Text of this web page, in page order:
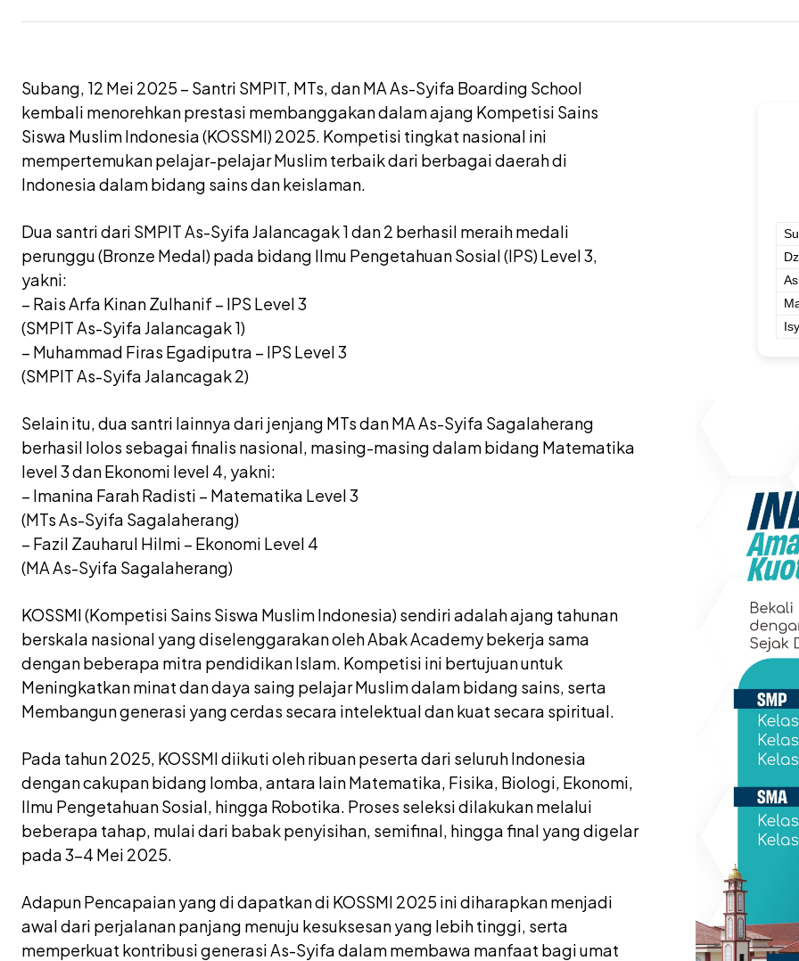
Subang, 12 Mei 2025 – Santri SMPIT, MTs, dan MA As-Syifa Boarding School
kembali menorehkan prestasi membanggakan dalam ajang Kompetisi Sains
Siswa Muslim Indonesia (KOSSMI) 2025. Kompetisi tingkat nasional ini
mempertemukan pelajar-pelajar Muslim terbaik dari berbagai daerah di
Indonesia dalam bidang sains dan keislaman.
Dua santri dari SMPIT As-Syifa Jalancagak 1 dan 2 berhasil meraih medali
perunggu (Bronze Medal) pada bidang Ilmu Pengetahuan Sosial (IPS) Level 3,
yakni:
– Rais Arfa Kinan Zulhanif – IPS Level 3
(SMPIT As-Syifa Jalancagak 1)
– Muhammad Firas Egadiputra – IPS Level 3
(SMPIT As-Syifa Jalancagak 2)
Selain itu, dua santri lainnya dari jenjang MTs dan MA As-Syifa Sagalaherang
berhasil lolos sebagai finalis nasional, masing-masing dalam bidang Matematika
level 3 dan Ekonomi level 4, yakni:
– Imanina Farah Radisti – Matematika Level 3
(MTs As-Syifa Sagalaherang)
– Fazil Zauharul Hilmi – Ekonomi Level 4
(MA As-Syifa Sagalaherang)
KOSSMI (Kompetisi Sains Siswa Muslim Indonesia) sendiri adalah ajang tahunan
berskala nasional yang diselenggarakan oleh Abak Academy bekerja sama
dengan beberapa mitra pendidikan Islam. Kompetisi ini bertujuan untuk
Meningkatkan minat dan daya saing pelajar Muslim dalam bidang sains, serta
Membangun generasi yang cerdas secara intelektual dan kuat secara spiritual.
Pada tahun 2025, KOSSMI diikuti oleh ribuan peserta dari seluruh Indonesia
dengan cakupan bidang lomba, antara lain Matematika, Fisika, Biologi, Ekonomi,
Ilmu Pengetahuan Sosial, hingga Robotika. Proses seleksi dilakukan melalui
beberapa tahap, mulai dari babak penyisihan, semifinal, hingga final yang digelar
pada 3–4 Mei 2025.
Adapun Pencapaian yang di dapatkan di KOSSMI 2025 ini diharapkan menjadi
awal dari perjalanan panjang menuju kesuksesan yang lebih tinggi, serta
memperkuat kontribusi generasi As-Syifa dalam membawa manfaat bagi umat